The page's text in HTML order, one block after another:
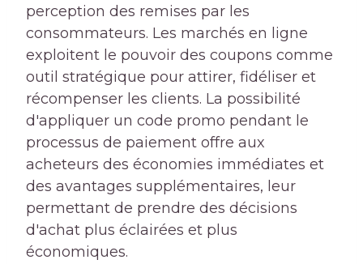
perception des remises par les
consommateurs. Les marchés en ligne
exploitent le pouvoir des coupons comme
outil stratégique pour attirer, fidéliser et
récompenser les clients. La possibilité
d'appliquer un code promo pendant le
processus de paiement offre aux
acheteurs des économies immédiates et
des avantages supplémentaires, leur
permettant de prendre des décisions
d'achat plus éclairées et plus
économiques.